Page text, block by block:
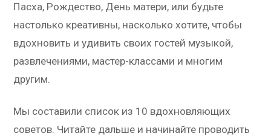
Пасха, Рождество, День матери, или будьте
настолько креативны, насколько хотите, чтобы
вдохновить и удивить своих гостей музыкой,
развлечениями, мастер-классами и многим
другим.
Мы составили список из 10 вдохновляющих
советов. Читайте дальше и начинайте проводить